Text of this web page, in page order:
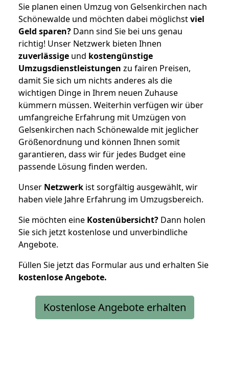
Sie planen einen Umzug von Gelsenkirchen nach
Schönewalde und möchten dabei möglichstviel
Geld sparen? Dann sind Sie bei uns genau
richtig! Unser Netzwerk bieten Ihnen
zuverlässige und kostengünstige
Umzugsdienstleistungen zu fairen Preisen,
damit Sie sich um nichts anderes als die
wichtigen Dinge in Ihrem neuen Zuhause
kümmern müssen. Weiterhin verfügen wir über
umfangreiche Erfahrung mit Umzügen von
Gelsenkirchen nach Schönewalde mit jeglicher
Größenordnung und können Ihnen somit
garantieren, dass wir für jedes Budget eine
passende Lösung finden werden.
Unser Netzwerk ist sorgfältig ausgewählt, wir
haben viele Jahre Erfahrung im Umzugsbereich.
Sie möchten eine Kostenübersicht? Dann holen
Sie sich jetzt kostenlose und unverbindliche
Angebote.
Füllen Sie jetzt das Formular aus und erhalten Sie
kostenloseAngebote.
Kostenlose Angebote erhalten